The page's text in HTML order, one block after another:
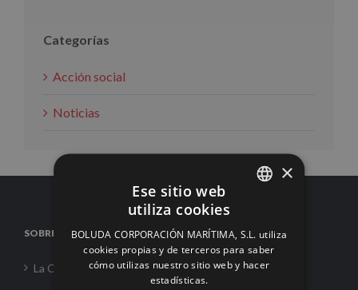
Categorías
Acción social
Noticias
SOBRE NOSOTROS
La Corporación
ENGLISH
FRENCH
×
Ese sitio web
utiliza cookies
BOLUDA CORPORACIÓN MARÍTIMA, S.L. utiliza
cookies propias y de terceros para saber
cómo utilizas nuestro sitio web y hacer
estadísticas.